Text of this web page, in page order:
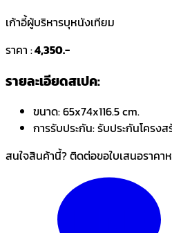
เก้าอี้ผู้บริหารบุหนังเทียม
ราคา :4,350.-
รายละเอียดสเปค:
ขนาด:65x74x116.5 cm.
การรับประกัน:รับประกันโครงส
สนใจสินค้านี้? ติดต่อขอใบเสนอราค